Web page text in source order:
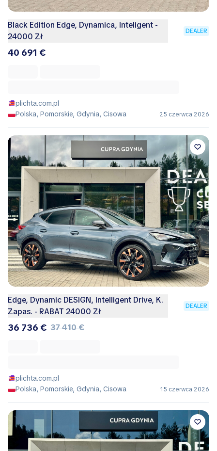
Black Edition Edge, Dynamica, Inteligent -
24000 Zł
DEALER
40 691 €
plichta.com.pl
Polska, Pomorskie, Gdynia, Cisowa
25 czerwca 2026
Edge, Dynamic DESIGN, Intelligent Drive, K.
Zapas. - RABAT 24000 Zł
DEALER
36 736 € 37 410 €
plichta.com.pl
Polska, Pomorskie, Gdynia, Cisowa
15 czerwca 2026